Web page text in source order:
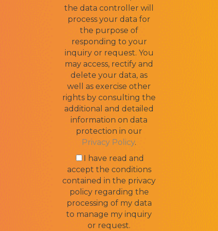
the data controller will
process your data for
the purpose of
responding to your
inquiry or request. You
may access, rectify and
delete your data, as
well as exercise other
rights by consulting the
additional and detailed
information on data
protection in our
Privacy Policy.
I have read and
accept the conditions
contained in the privacy
policy regarding the
processing of my data
to manage my inquiry
or request.